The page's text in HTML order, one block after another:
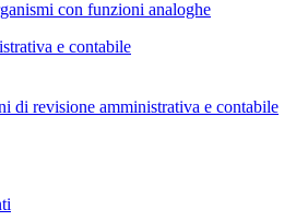
con funzioni analoghe
e contabile
di revisione amministrativa e contabile